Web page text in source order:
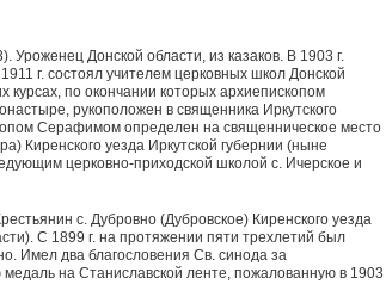
Донской области, из казаков. В 1903 г.
г. состоял учителем церковных школ Донской
курсах, по окончании которых архиепископом
рукоположен в священника Иркутского
Серафимом определен на священническое место
Киренского уезда Иркутской губернии (ныне
церковно-приходской школой с. Ичерское и
с. Дубровно (Дубровское) Киренского уезда
С 1899 г. на протяжении пяти трехлетий был
Имел два благословения Св. синода за
на Станиславской ленте, пожалованную в 1903